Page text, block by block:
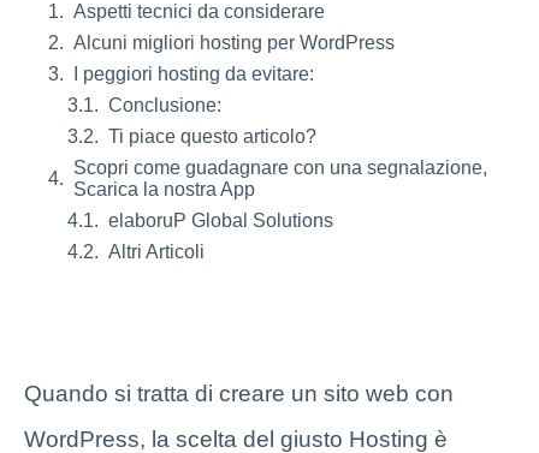
Aspetti tecnici da considerare
Alcuni migliori hosting per WordPress
I peggiori hosting da evitare:
Conclusione:
Ti piace questo articolo?
Scopri come guadagnare con una segnalazione,
Scarica la nostra App
elaboruP Global Solutions
Altri Articoli
Quando si tratta di creare un sito web con
WordPress, la scelta del giusto Hosting è